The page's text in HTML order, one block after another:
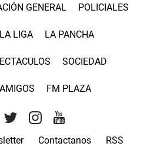
GENERAL POLICIALES
LA LIGA LA PANCHA
SOCIEDAD
FM PLAZA
Contactanos RSS